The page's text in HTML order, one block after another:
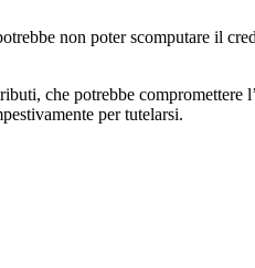
non poter scomputare il
che potrebbe compromettere
per tutelarsi.